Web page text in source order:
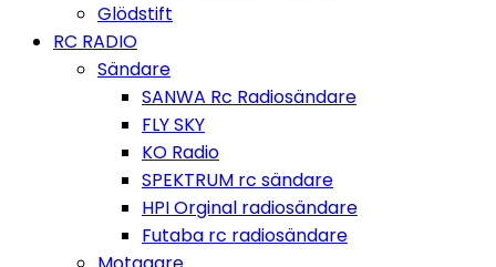
Glödstift
RC RADIO
Sändare
SANWA Rc Radiosändare
FLY SKY
KO Radio
SPEKTRUM rc sändare
HPI Orginal radiosändare
Futaba rc radiosändare